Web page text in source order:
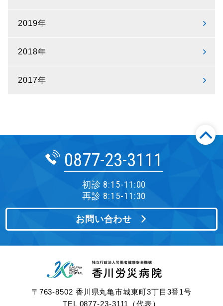
2019年
2018年
2017年
0877-23-3111
初診 8:15-11:00
再診 8:15-11:30
お問い合わせ
〒763-8502 香川県丸亀市城東町3丁目3番1号
TEL 0877-23-3111 （代表）